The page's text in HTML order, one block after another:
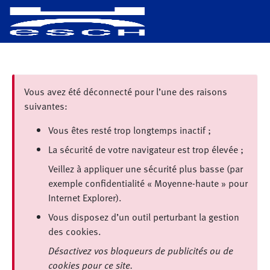
Aller au contenu principal
Aller aux liens de bas de page
Vous avez été déconnecté pour l’une des raisons
suivantes:
Vous êtes resté trop longtemps inactif ;
La sécurité de votre navigateur est trop élevée ;
Veillez à appliquer une sécurité plus basse (par
exemple confidentialité « Moyenne-haute » pour
Internet Explorer).
Vous disposez d’un outil perturbant la gestion
des cookies.
Désactivez vos bloqueurs de publicités ou de
cookies pour ce site.